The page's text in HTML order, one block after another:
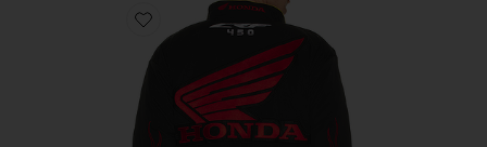
Favorite CHAQUETA